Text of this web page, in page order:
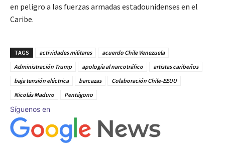
en peligro a las fuerzas armadas estadounidenses en el
Caribe.
TAGS actividades militares
acuerdo Chile Venezuela
Administración Trump
apología al narcotráfico
artistas caribeños
baja tensión eléctrica
barcazas
Colaboración Chile-EEUU
Nicolás Maduro
Pentágono
Síguenos en